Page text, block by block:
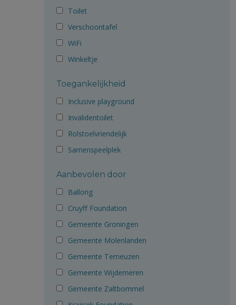
Toilet
Verschoontafel
WiFi
Winkeltje
Toegankelijkheid
Inclusive playground
Invalidentoilet
Rolstoelvriendelijk
Samenspeelplek
Aanbevolen door
Ballorig
Cruyff Foundation
Gemeente Groningen
Gemeente Molenlanden
Gemeente Terneuzen
Gemeente Wijdemeren
Gemeente Zaltbommel